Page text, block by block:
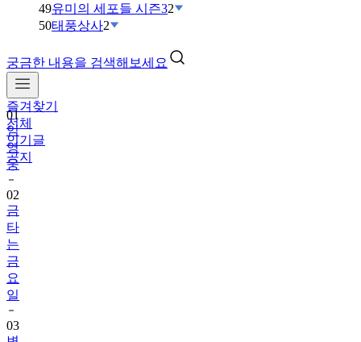
49유미의 세포들 시즌32
50태풍상사2
궁금한 내용을 검색해보세요
즐겨찾기
전체
인기글
공지
01
임
영
웅
02
금
타
는
금
요
일
03